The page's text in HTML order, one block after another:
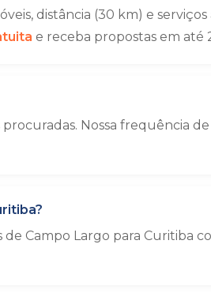
distância (30 km) e
e receba propostas em até
Nossa frequência
de Campo Largo para